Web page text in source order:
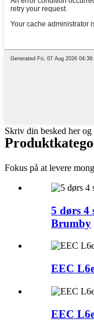
Skriv din besked her og
Produkt
Fokus på at levere
5 dørs 4
Brumby
EEC
EEC